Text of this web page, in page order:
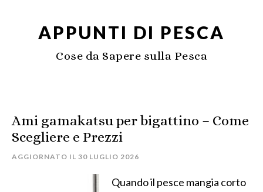
APPUNTI DI PESCA
Cose da Sapere sulla Pesca
Ami gamakatsu per bigattino​ – Come
Scegliere e Prezzi
AGGIORNATO IL 30 LUGLIO 2026
Quando il pesce mangia corto